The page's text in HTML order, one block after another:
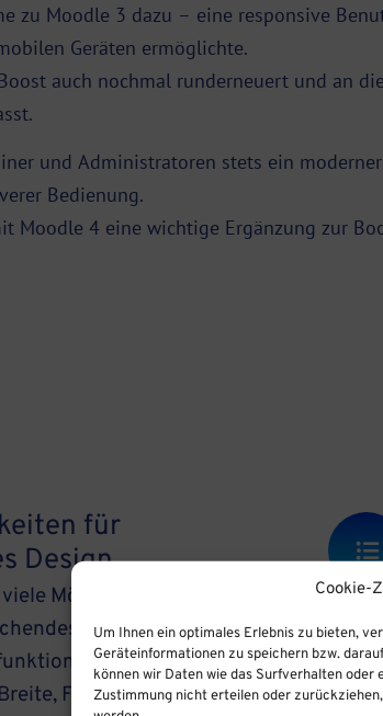
Cookie-
Um Ihnen ein optimales Erlebnis zu bieten,
Geräteinformationen zu speichern bzw.
können wir Daten wie das Surfverhalten oder
Zustimmung nicht erteilen oder
zu Moodle 3 dazu – eine responsive
Geräten ermöglichte.
auch nochmal runderneuert und an
und Administratoren stets ein
Bedienung.
Moodle 4 eine wichtige Ergänzung zur
für
Design
Möglichkeiten, ein
Design zu integrieren.
Werbekacheln, frei
Footer, Hintergrundbilder,